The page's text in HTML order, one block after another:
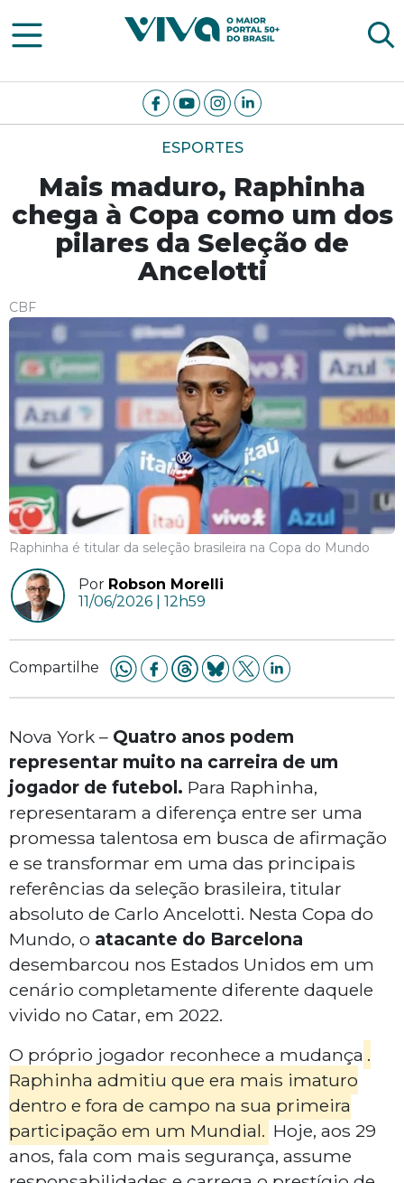
Viva Notícias
ESPORTES
Mais maduro, Raphinha
chega à Copa como um dos
pilares da Seleção de
Ancelotti
CBF
Raphinha é titular da seleção brasileira na Copa do Mundo
Por Robson Morelli
11/06/2026 | 12h59
Compartilhe
Nova York – Quatro anos podem
representar muito na carreira de um
jogador de futebol. Para Raphinha,
representaram a diferença entre ser uma
promessa talentosa em busca de afirmação
e se transformar em uma das principais
referências da seleção brasileira, titular
absoluto de Carlo Ancelotti. Nesta Copa do
Mundo, o atacante do Barcelona
desembarcou nos Estados Unidos em um
cenário completamente diferente daquele
vivido no Catar, em 2022.
O próprio jogador reconhece a mudança .
Raphinha admitiu que era mais imaturo
dentro e fora de campo na sua primeira
participação em um Mundial. Hoje, aos 29
anos, fala com mais segurança, assume